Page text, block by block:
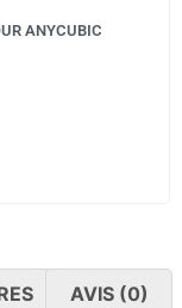
ANYCUBIC
AVIS (0)